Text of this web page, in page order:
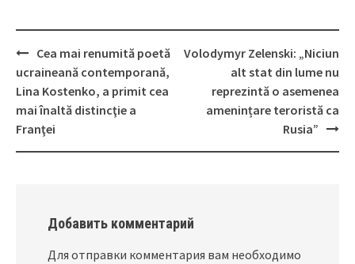
Post
navigation
Cea mai renumită poetă
ucraineană contemporană,
Lina Kostenko, a primit cea
mai înaltă distincţie a
Franţei
Volodymyr Zelenski: „Niciun
alt stat din lume nu
reprezintă o asemenea
amenințare teroristă ca
Rusia”
Добавить комментарий
Для отправки комментария вам необходимо